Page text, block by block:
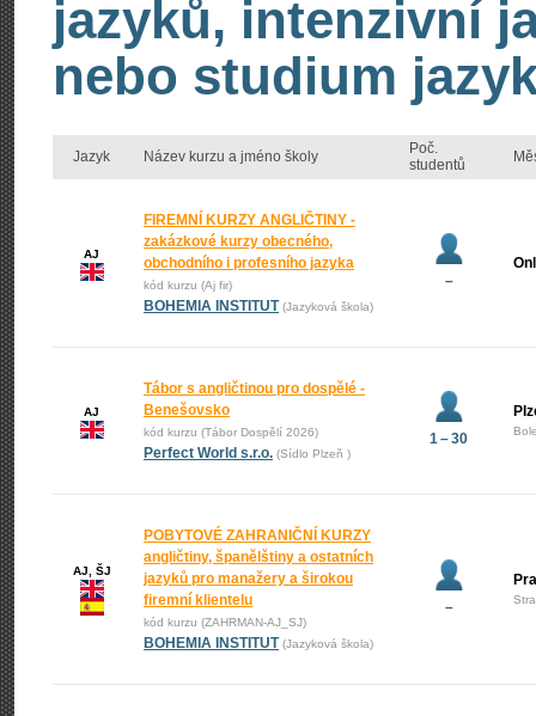
jazyků, intenzivní
nebo studium
Jazyk Název kurzu a jméno školy
Poč.
studentů
AJ
FIREMNÍ KURZY ANGLIČTINY -
zakázkové kurzy obecného,
obchodního i profesního jazyka
kód kurzu (Aj fir)
BOHEMIA INSTITUT (Jazyková škola)
–
AJ
Tábor s angličtinou pro dospělé -
Benešovsko
kód kurzu (Tábor Dospělí 2026)
Perfect World s.r.o. (Sídlo Plzeň )
1 – 30
AJ, ŠJ
POBYTOVÉ ZAHRANIČNÍ KURZY
angličtiny, španělštiny a ostatních
jazyků pro manažery a širokou
firemní klientelu
kód kurzu (ZAHRMAN-AJ_SJ)
BOHEMIA INSTITUT (Jazyková škola)
–